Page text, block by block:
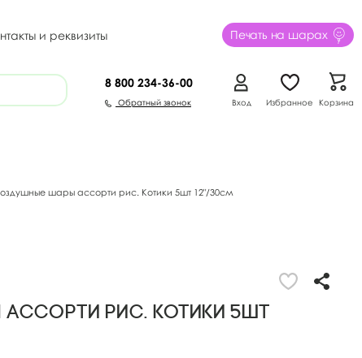
и реквизиты Печать на шарах
8 800 234-36-00
Обратный звонок Вход Избранное Корзина
шары ассорти рис. Котики 5шт 12"/30см
рис. Котики 5шт